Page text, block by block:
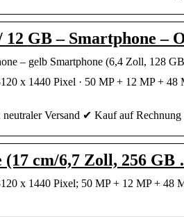
12 GB – Smartphone –
– gelb Smartphone (6,4 Zoll, 128
x 1440 Pixel · 50 MP + 12 MP +
Versand ✔ Kauf auf
(17 cm/6,7 Zoll, 256
x 1440 Pixel; 50 MP + 12 MP + 48